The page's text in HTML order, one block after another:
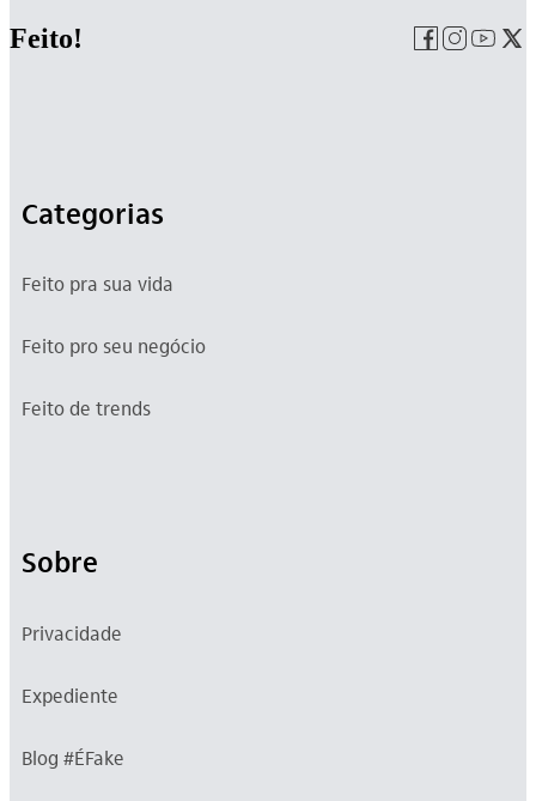
Feito!
Categorias
Feito pra sua vida
Feito pro seu negócio
Feito de trends
Sobre
Privacidade
Expediente
Blog #ÉFake